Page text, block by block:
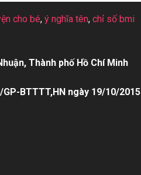
cho bé, ý nghĩa tên, chỉ số bmi
Thành phố Hồ Chí Minh
BTTTT,HN ngày 19/10/